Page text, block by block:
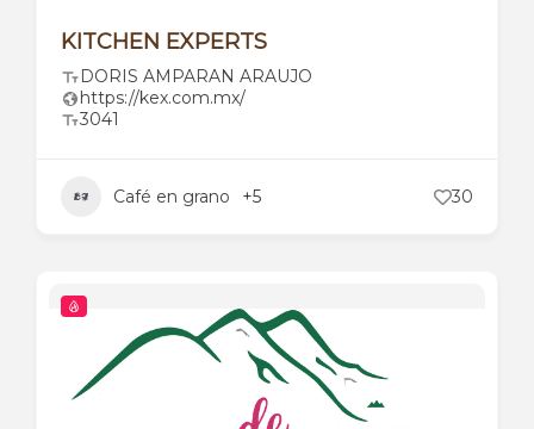
KITCHEN EXPERTS
DORIS AMPARAN ARAUJO
https://kex.com.mx/
3041
Café en grano +5 30